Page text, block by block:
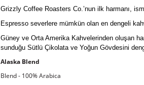
Grizzly Coffee Roasters Co.’nun ilk harmanı,
Espresso severlere mümkün olan en dengeli
Güney ve Orta Amerika Kahvelerinden oluşan
sunduğu Sütlü Çikolata ve Yoğun Gövdesini
Alaska Blend
Blend - 100% Arabica